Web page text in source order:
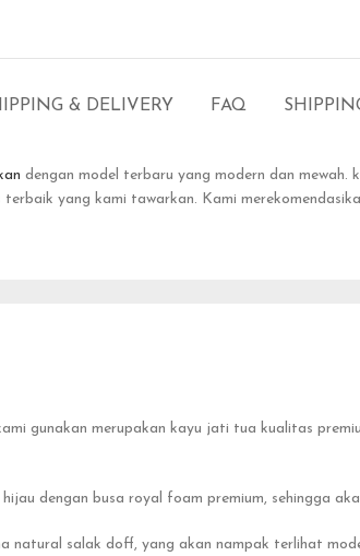
& DELIVERY FAQ
dengan model terbaru yang modern dan
yang kami tawarkan. Kami
gunakan merupakan kayu jati tua kualitas
dengan busa royal foam premium, sehingga
natural salak doff, yang akan nampak terlihat